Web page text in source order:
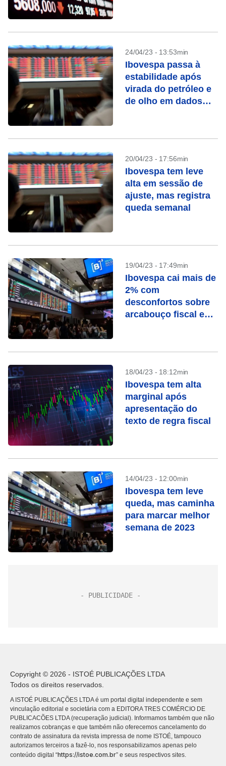
24/04/23 - 13:53min
Ibovespa passa à
estabilidade após
virada do petróleo e
de olho em dados
20/04/23 - 17:56min
Ibovespa tem leve
alta em sessão de
ajuste, mas registra
queda semanal
19/04/23 - 17:49min
Ibovespa cai mais de
2% com
desconfortos sobre
arcabouço fiscal e
18/04/23 - 18:12min
Ibovespa tem alta
marginal após
apresentação do
texto de regra fiscal
14/04/23 - 12:00min
Ibovespa tem leve
queda, mas caminha
para marcar melhor
semana de 2023
Copyright © 2026 - ISTOÉ PUBLICAÇÕES LTDA
Todos os direitos reservados.
A ISTOÉ PUBLICAÇÕES LTDA é um portal digital independente e sem
vinculação editorial e societária com a EDITORA TRES COMÉRCIO DE
PUBLICACÕES LTDA (recuperação judicial). Informamos também que não
realizamos cobranças e que também não oferecemos cancelamento do
contrato de assinatura da revista impressa de nome ISTOÉ, tampouco
autorizamos terceiros a fazê-lo, nos responsabilizamos apenas pelo
conteúdo digital “https://istoe.com.br” e seus respectivos sites.